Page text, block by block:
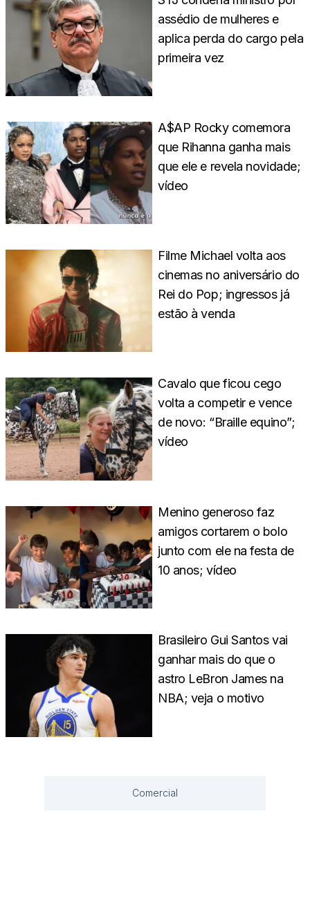
assédio de mulheres e
aplica perda do cargo pela
primeira vez
A$AP Rocky comemora
que Rihanna ganha mais
que ele e revela novidade;
vídeo
Filme Michael volta aos
cinemas no aniversário do
Rei do Pop; ingressos já
estão à venda
Cavalo que ficou cego
volta a competir e vence
de novo: “Braille equino”;
vídeo
Menino generoso faz
amigos cortarem o bolo
junto com ele na festa de
10 anos; vídeo
Brasileiro Gui Santos vai
ganhar mais do que o
astro LeBron James na
NBA; veja o motivo
Comercial